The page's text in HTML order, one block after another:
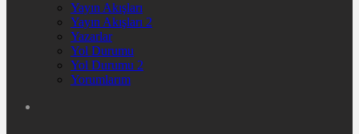
Yayın Akışları
Yayın Akışları 2
Yazarlar
Yol Durumu
Yol Durumu 2
Yorumlarım